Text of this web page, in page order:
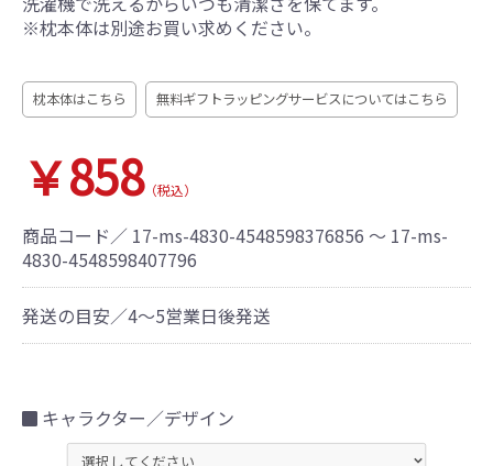
※枕本体は別途お買い求めください。
枕本体はこちら 無料ギフトラッピングサービスについてはこちら
￥858（税込）
商品コード／ 17-ms-4830-4548598376856 ～ 17-ms-
4830-4548598407796
発送の目安／4～5営業日後発送
キャラクター／デザイン